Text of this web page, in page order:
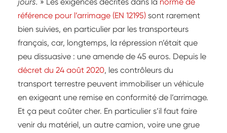
référence pour l’arrimage (EN 12195) sont rarement
bien suivies, en particulier par les transporteurs
français, car, longtemps, la répression n’était que
peu dissuasive : une amende de 45 euros. Depuis le
décret du 24 août 2020, les contrôleurs du
transport terrestre peuvent immobiliser un véhicule
en exigeant une remise en conformité de l’arrimage.
Et ça peut coûter cher. En particulier s’il faut faire
venir du matériel, un autre camion, voire une grue